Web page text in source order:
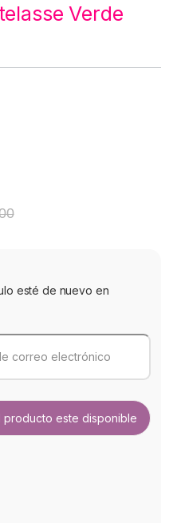
Verde
esté de nuevo en